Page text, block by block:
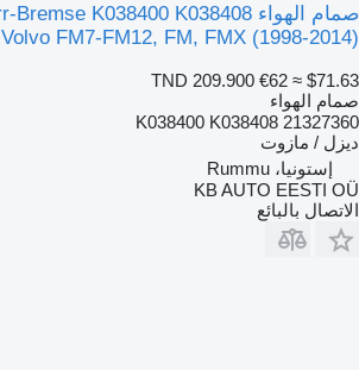
Volvo FM7-FM12, FM, FMX (1998-2014)
TND 209.900 €62 ≈ $71.63
صمام الهواء
K038400 K038408 21327360
ديزل / مازوت
إستونيا، Rummu
KB AUTO EESTI OÜ
الاتصال بالبائع